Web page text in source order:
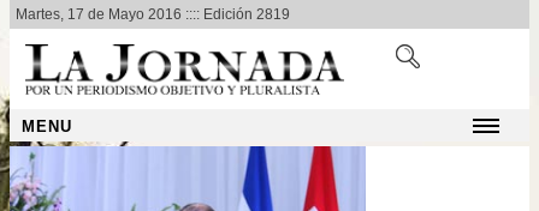
Martes, 17 de Mayo 2016 :::: Edición 2819
MENU